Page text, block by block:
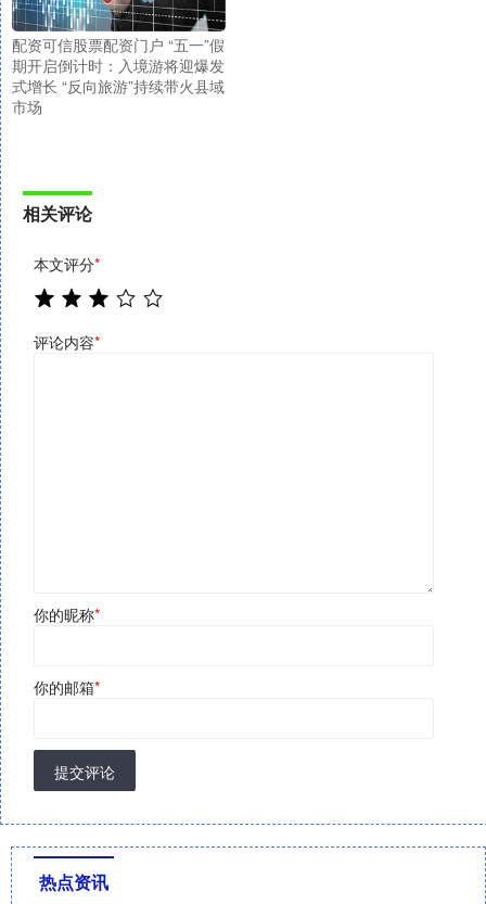
配资可信股票配资门户 “五一”假
期开启倒计时：入境游将迎爆发
式增长 “反向旅游”持续带火县域
市场
相关评论
本文评分*
评论内容*
你的昵称*
你的邮箱*
提交评论
热点资讯